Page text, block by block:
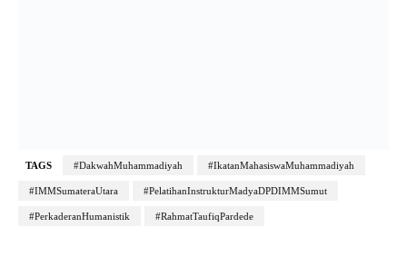
TAGS #DakwahMuhammadiyah #IkatanMahasiswaMuhammadiyah
#IMMSumateraUtara #PelatihanInstrukturMadyaDPDIMMSumut
#PerkaderanHumanistik #RahmatTaufiqPardede